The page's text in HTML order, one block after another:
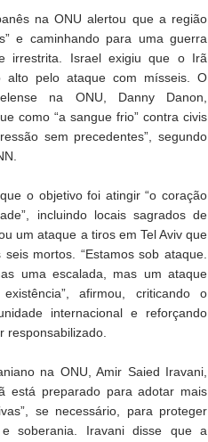
na ONU alertou que a região
e caminhando para uma guerra
irrestrita. Israel exigiu que o Irã
alto pelo ataque com mísseis. O
na ONU, Danny Danon,
como “a sangue frio” contra civis
sem precedentes”, segundo
o objetivo foi atingir “o coração
incluindo locais sagrados de
um ataque a tiros em Tel Aviv que
mortos. “Estamos sob ataque.
uma escalada, mas um ataque
afirmou, criticando o
internacional e reforçando
responsabilizado.
na ONU, Amir Saied Iravani,
está preparado para adotar mais
se necessário, para proteger
soberania. Iravani disse que a